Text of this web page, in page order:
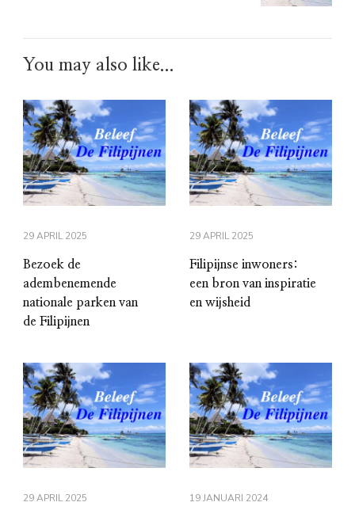
You may also like...
29 APRIL 2025
Bezoek de
adembenemende
nationale parken van
de Filipijnen
29 APRIL 2025
Filipijnse inwoners:
een bron van inspiratie
en wijsheid
29 APRIL 2025 19 JANUARI 2024